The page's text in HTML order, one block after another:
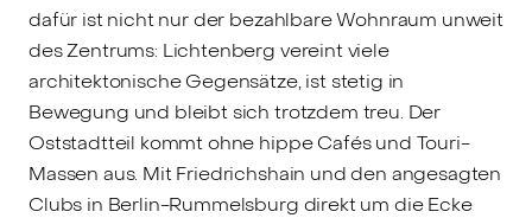
dafür ist nicht nur der bezahlbare Wohnraum unweit
des Zentrums: Lichtenberg vereint viele
architektonische Gegensätze, ist stetig in
Bewegung und bleibt sich trotzdem treu. Der
Oststadtteil kommt ohne hippe Cafés und Touri-
Massen aus. Mit Friedrichshain und den angesagten
Clubs in Berlin-Rummelsburg direkt um die Ecke